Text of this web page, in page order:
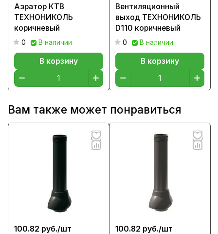
Аэратор КТВ
ТЕХНОНИКОЛЬ
коричневый
0 В наличии
В корзину
Вентиляционный
выход ТЕХНОНИКОЛЬ
D110 коричневый
0 В наличии
В корзину
Вам также может понравиться
100.82 руб./шт
100.82 руб./шт